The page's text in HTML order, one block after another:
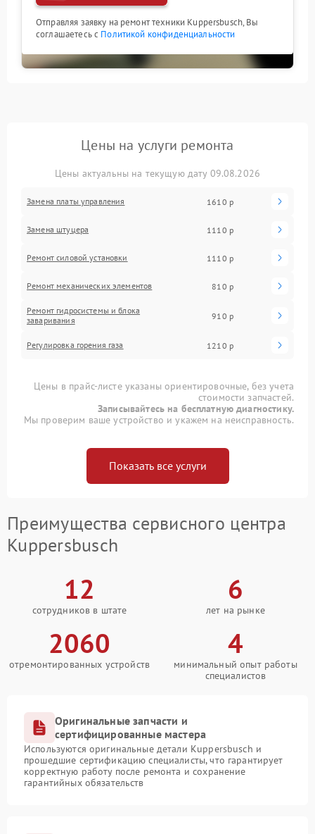
Отправляя заявку на ремонт техники Kuppersbusch, Вы
соглашаетесь с Политикой конфиденциальности
Цены на услуги ремонта
Цены актуальны на текущую дату 09.08.2026
Замена платы управления 1610 р
Замена штуцера 1110 р
Ремонт силовой установки 1110 р
Ремонт механических элементов 810 р
Ремонт гидросистемы и блока
заваривания
910 р
Регулировка горения газа 1210 р
Цены в прайс-листе указаны ориентировочные, без учета
стоимости запчастей.
Записывайтесь на бесплатную диагностику.
Мы проверим ваше устройство и укажем на неисправность.
Показать все услуги
Преимущества сервисного центра
Kuppersbusch
12
сотрудников в штате
6
лет на рынке
2060
отремонтированных устройств
4
минимальный опыт работы
специалистов
Оригинальные запчасти и
сертифицированные мастера
Используются оригинальные детали Kuppersbusch и
прошедшие сертификацию специалисты, что гарантирует
корректную работу после ремонта и сохранение
гарантийных обязательств